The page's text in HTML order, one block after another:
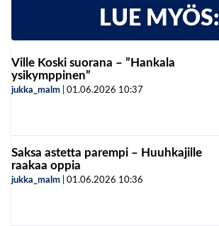
LUE MYÖS:
Ville Koski suorana – ”Hankala
ysikymppinen”
jukka_malm 01.06.2026 10:37
Saksa astetta parempi – Huuhkajille
raakaa oppia
jukka_malm 01.06.2026 10:36